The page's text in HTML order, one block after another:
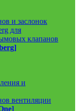
и заслонок
для
клапанов
и
вентиляции